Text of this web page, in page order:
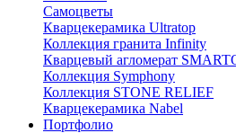
Самоцветы
Кварцекерамика Ultratop
Коллекция гранита Infinity
Кварцевый агломерат
Коллекция Symphony
Коллекция STONE RELIEF
Кварцекерамика Nabel
Портфолио